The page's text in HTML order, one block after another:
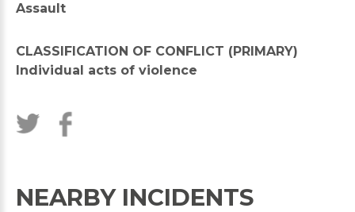
Assault
CLASSIFICATION OF CONFLICT (PRIMARY)
Individual acts of violence
NEARBY INCIDENTS